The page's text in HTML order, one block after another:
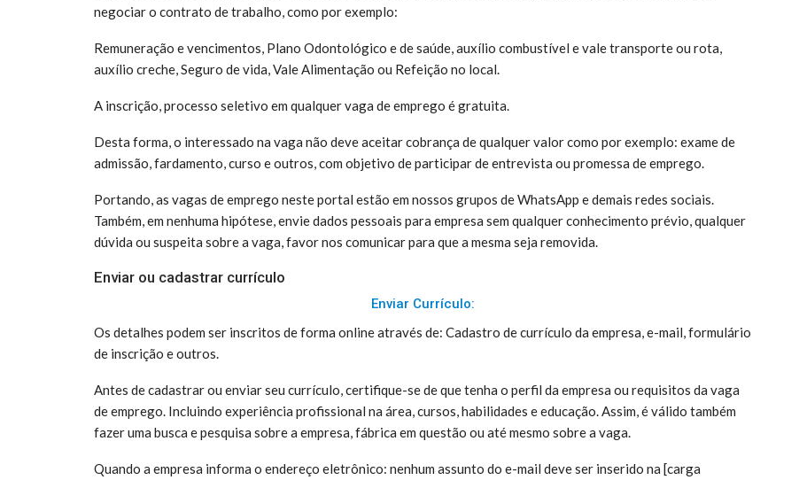
negociar o contrato de trabalho, como por exemplo:
Remuneração e vencimentos, Plano Odontológico e de saúde, auxílio combustível e vale transporte ou rota,
auxílio creche, Seguro de vida, Vale Alimentação ou Refeição no local.
A inscrição, processo seletivo em qualquer vaga de emprego é gratuita.
Desta forma, o interessado na vaga não deve aceitar cobrança de qualquer valor como por exemplo: exame de
admissão, fardamento, curso e outros, com objetivo de participar de entrevista ou promessa de emprego.
Portando, as vagas de emprego neste portal estão em nossos grupos de WhatsApp e demais redes sociais.
Também, em nenhuma hipótese, envie dados pessoais para empresa sem qualquer conhecimento prévio, qualquer
dúvida ou suspeita sobre a vaga, favor nos comunicar para que a mesma seja removida.
Enviar ou cadastrar currículo
Enviar Currículo:
Os detalhes podem ser inscritos de forma online através de: Cadastro de currículo da empresa, e-mail, formulário
de inscrição e outros.
Antes de cadastrar ou enviar seu currículo, certifique-se de que tenha o perfil da empresa ou requisitos da vaga
de emprego. Incluindo experiência profissional na área, cursos, habilidades e educação. Assim, é válido também
fazer uma busca e pesquisa sobre a empresa, fábrica em questão ou até mesmo sobre a vaga.
Quando a empresa informa o endereço eletrônico: nenhum assunto do e-mail deve ser inserido na [carga